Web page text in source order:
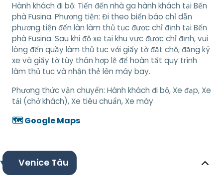
Hành khách đi bộ: Tiến đến nhà ga hành khách tại Bến
phà Fusina. Phương tiện: Đi theo biển báo chỉ dẫn
phương tiện đến làn làm thủ tục được chỉ định tại Bến
phà Fusina. Sau khi đỗ xe tại khu vực được chỉ định, vui
lòng đến quầy làm thủ tục với giấy tờ đặt chỗ, đăng ký
xe và giấy tờ tùy thân hợp lệ để hoàn tất quy trình
làm thủ tục và nhận thẻ lên máy bay.
Phương thức vận chuyển: Hành khách đi bộ, Xe đạp, Xe
tải (chở khách), Xe tiêu chuẩn, Xe máy
🗺️ Google Maps
Venice Tàu